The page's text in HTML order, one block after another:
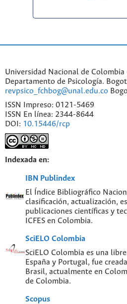
Universidad Nacional de
Departamento de Psicología.
revpsico_fchbog@unal.edu.co
ISSN Impreso: 0121-5469
ISSN En línea: 2344-8644
DOI: 10.15446/rcp
Indexada en:
IBN Publindex
El Índice Bibliográfico
clasificación, actualización,
publicaciones científicas y
ICFES en Colombia.
SciELO Colombia
SciELO Colombia es una
España y Portugal, fue
Brasil, actualmente en
de Colombia.
Scopus